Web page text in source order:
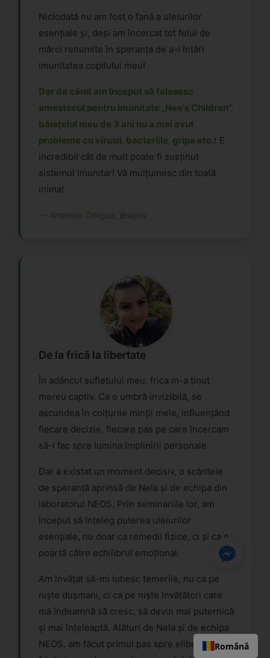
Niciodată nu am fost o fană a uleiurilor
esențiale și, deși am încercat tot felul de
mărci renumite în speranța de a-i întări
imunitatea copilului meu!
Dar de când am început să folosesc
amestecul pentru imunitate „Neo's Children”,
băiețelul meu de 3 ani nu a mai avut
probleme cu virușii, bacteriile, gripa etc.! E
incredibil cât de mult poate fi susținut
sistemul imunitar! Vă mulțumesc din toată
inima!
— Andreea Cringus, Brașov
De la frică la libertate
În adâncul sufletului meu, frica m-a ținut
mereu captiv. Ca o umbră invizibilă, se
ascundea în colțurile minții mele, influențând
fiecare decizie, fiecare pas pe care încercam
să-l fac spre lumina împlinirii personale.
Dar a existat un moment decisiv, o scânteie
de speranță aprinsă de Nela și de echipa din
laboratorul NEOS. Prin seminariile lor, am
început să înțeleg puterea uleiurilor
esențiale, nu doar ca remedii fizice, ci și ca o
poartă către echilibrul emoțional.
Am învățat să-mi iubesc temerile, nu ca pe
niște dușmani, ci ca pe niște învățători care
mă îndeamnă să cresc, să devin mai puternică
și mai înțeleaptă. Alături de Nela și de echipa
NEOS, am făcut primul pas spre eliberarea deRomână